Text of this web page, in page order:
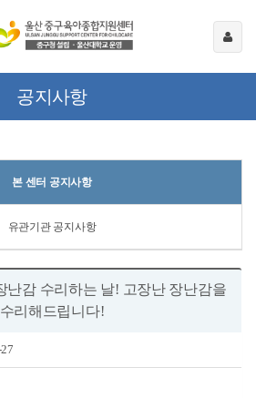
공지사항
본 센터 공지사항
유관기관 공지사항
난감 수리하는 날! 고장난 장난감을
수리해드립니다!